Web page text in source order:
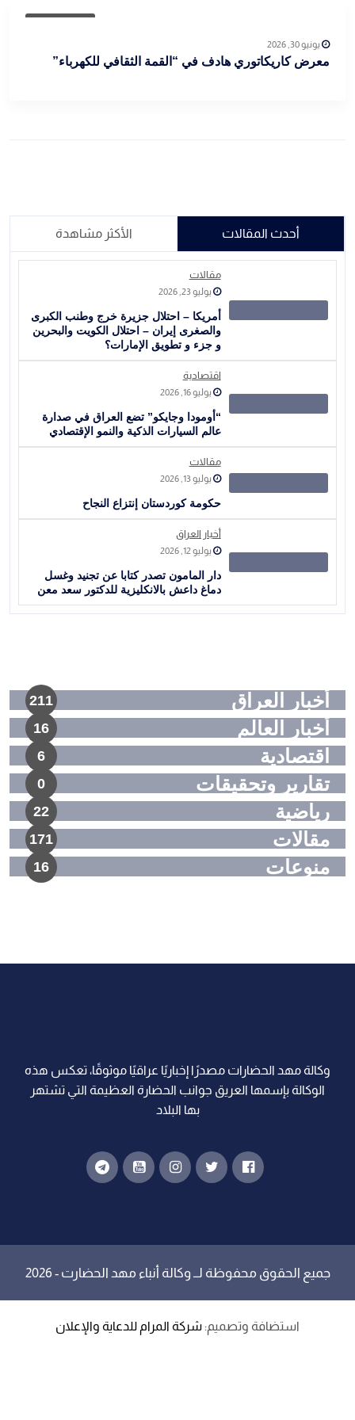
يونيو 30, 2026
معرض كاريكاتوري هادف في “القمة الثقافي للكهرباء”
أحدث المقالات الأكثر مشاهدة
مقالات
يوليو 23, 2026
أمريكا – احتلال جزيرة خرج وطنب الكبرى
والصغرى إيران – احتلال الكويت والبحرين
و جزء و تطويق الإمارات؟
اقتصادية
يوليو 16, 2026
“أومودا وجايكو” تضع العراق في صدارة
عالم السيارات الذكية والنمو الإقتصادي
مقالات
يوليو 13, 2026
حكومة كوردستان إنتزاع النجاح
أخبار العراق
يوليو 12, 2026
دار المامون تصدر كتابا عن تجنيد وغسل
دماغ داعش بالانكليزية للدكتور سعد معن
أخبار العراق 211
أخبار العالم 16
اقتصادية 6
تقارير وتحقيقات 0
رياضية 22
مقالات 171
منوعات 16
وكالة مهد الحضارات مصدرًا إخباريًا عراقيًا موثوقًا، تعكس هذه
الوكالة بإسمها العريق جوانب الحضارة العظيمة التي تشتهر
بها البلاد
جميع الحقوق محفوظة لــ وكالة أنباء مهد الحضارت - 2026
استضافة وتصميم: شركة المرام للدعاية والإعلان